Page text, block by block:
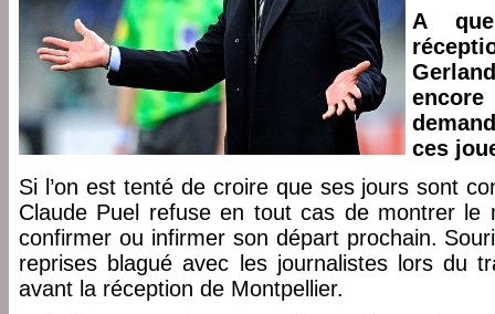
A
ces
Si l’on est tenté de croire que ses jours sont
Claude Puel refuse en tout cas de montrer le
confirmer ou infirmer son départ prochain.
reprises blagué avec les journalistes lors du
avant la réception de Montpellier.